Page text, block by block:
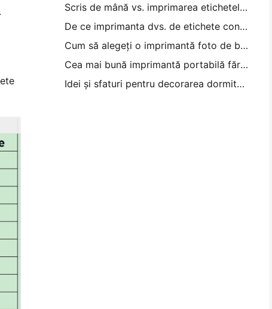
Scris de mână vs. imprimarea etichetelor de transport: sfaturi pentru întreprinderile mici în 2026
De ce imprimanta dvs. de etichete continuă să blocheze?
Cum să alegeți o imprimantă foto de buzunar: un ghid complet pentru utilizatorii de jurnal, călătorii și iPhone
Cea mai bună imprimantă portabilă fără cerneală pentru călătorii, școală și lucru mobil: Hanin MT620 Pro Review
Idei și sfaturi pentru decorarea dormitorului și a dormitorului